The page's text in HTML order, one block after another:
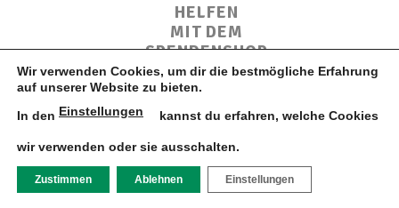
HELFEN
MIT DEM
SPENDENSHOP
DATENSCHUTZ IMPRESSUM
Wir verwenden Cookies, um dir die bestmögliche Erfahrung
auf unserer Website zu bieten.
In den Einstellungen kannst du erfahren, welche Cookies
wir verwenden oder sie ausschalten.
Zustimmen Ablehnen Einstellungen